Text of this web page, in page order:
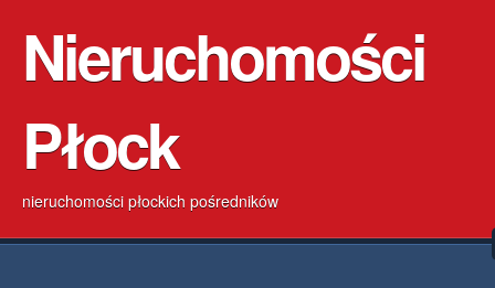
Nieruchomości
Płock
nieruchomości płockich pośredników